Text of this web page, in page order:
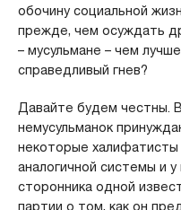
обочину социальной
прежде, чем осуждать
– мусульмане – чем
справедливый гнев?
Давайте будем честны.
немусульманок
некоторые
аналогичной системы и
сторонника одной
партии о том, как он